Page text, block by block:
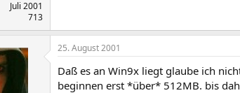
Juli 2001
713
25. August 2001
Daß es an Win9x liegt glaube ich
beginnen erst *über* 512MB. bis